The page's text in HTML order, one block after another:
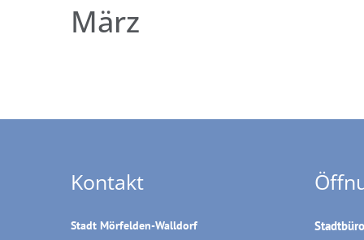
März
Kontakt
Stadt Mörfelden-Walldorf